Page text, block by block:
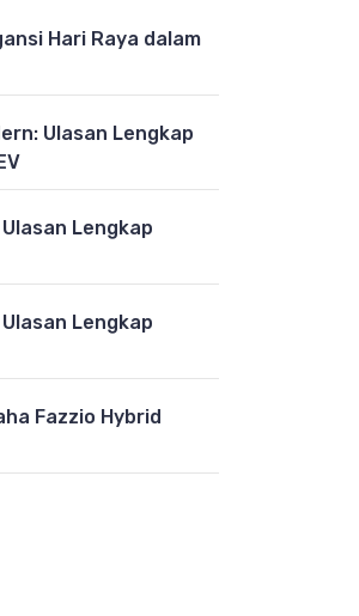
Hari Raya dalam
Ulasan Lengkap
Lengkap
Lengkap
Fazzio Hybrid